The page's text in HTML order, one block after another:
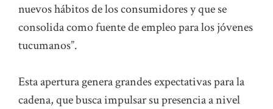
nuevos hábitos de los consumidores y que se
consolida como fuente de empleo para los jóvenes
tucumanos”.
Esta apertura genera grandes expectativas para la
cadena, que busca impulsar su presencia a nivel